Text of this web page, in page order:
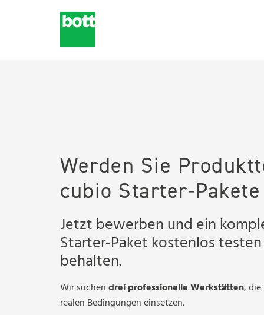
Werden Sie
cubio Starter‑Pakete
Jetzt bewerben und ein
Starter‑Paket kostenlos
behalten.
Wir suchendrei professionelle Werkstätten, die
realen Bedingungen einsetzen.